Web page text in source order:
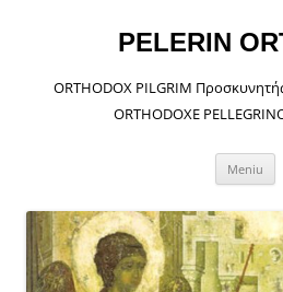
PELERIN
ORTHODOX PILGRIM
ORTHODOXE
Meniu